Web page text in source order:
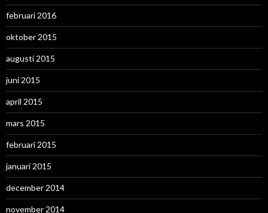
februari 2016
oktober 2015
augusti 2015
juni 2015
april 2015
mars 2015
februari 2015
januari 2015
december 2014
november 2014